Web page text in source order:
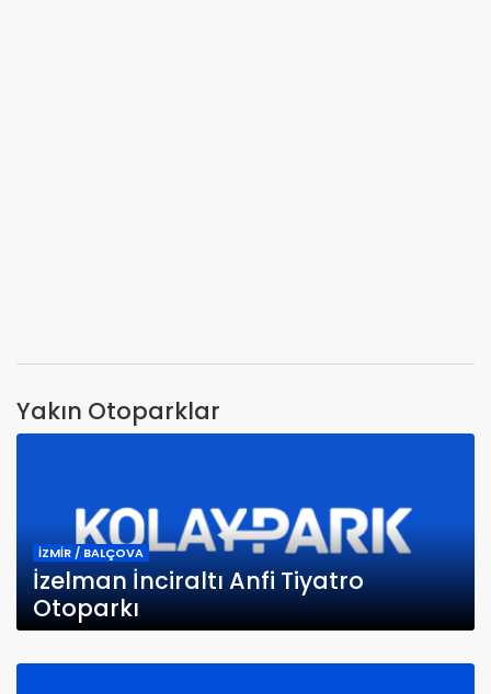
Yakın Otoparklar
İZMİR / BALÇOVA
İzelman İnciraltı Anfi Tiyatro
Otoparkı